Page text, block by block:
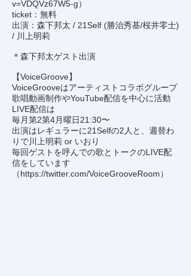
v=VDQVz67W5-g）
ticket：無料
出演：森下邦太 / 21Self (勝治秀基/桜井零士)
/ 川上明莉
＊森下邦太ゲスト出演
【VoiceGroove】
VoiceGrooveはアーティストコラボグループ
歌唱動画制作やYouTube配信を中心に活動
LIVE配信は
毎月第2第4月曜日21:30〜
出演はレギュラーに21Selfの2人と、週替わ
りで川上明莉 or いおり
毎回ゲストを呼んでの歌とトークのLIVE配
信をしています
（https://twitter.com/VoiceGrooveRoom）